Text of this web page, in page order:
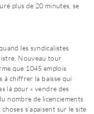
plus de 20 minutes, se
les syndicalistes
Nouveau tour
que 1045 emplois
à chiffrer la baisse qui
là pour « vendre des
nombre de licenciements
s’apaisent sur le site